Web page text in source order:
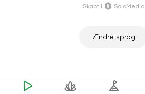
Ændre sprog
Skabt i SoloMedia